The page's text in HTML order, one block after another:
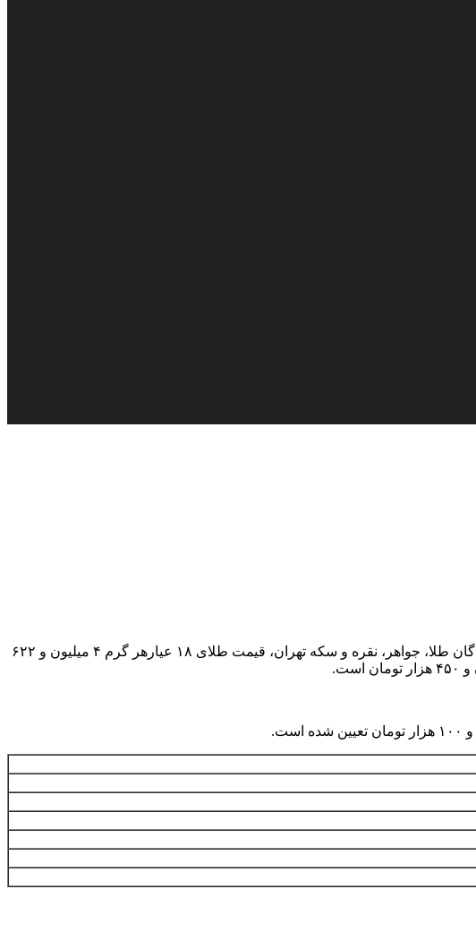
به گزارش همشهری آنلاین، امروز شنبه ۱۰ آذر تا لحظه تنظیم این خبر بر اساس نرخ اعلامی اتحادیه صنف فروشندگان و سازندگان طلا، جواهر، نقره و سکه تهران، قیمت طلای ۱۸ عیارهر گرم ۴ میلیون و ۶۲۲